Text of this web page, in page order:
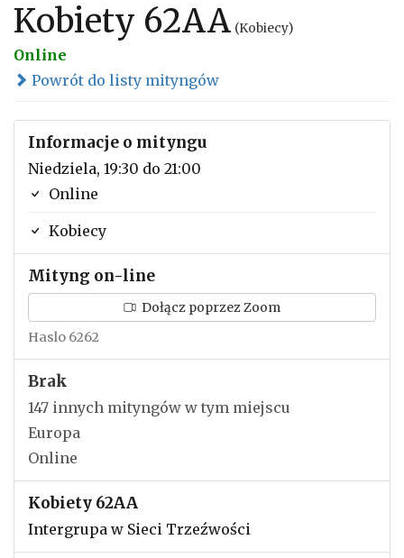
Kobiety 62AA (Kobiecy)
Online
Powrót do listy mityngów
Informacje o mityngu
Niedziela, 19:30 do 21:00
Online
Kobiecy
Mityng on-line
Dołącz poprzez Zoom
Haslo 6262
Brak
147 innych mityngów w tym miejscu
Europa
Online
Kobiety 62AA
Intergrupa w Sieci Trzeźwości